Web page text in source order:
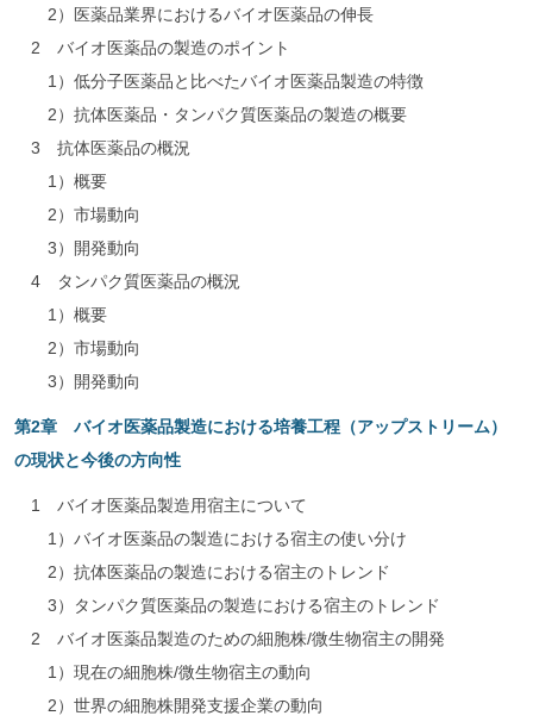
2）医薬品業界におけるバイオ医薬品の伸長
2 バイオ医薬品の製造のポイント
1）低分子医薬品と比べたバイオ医薬品製造の特徴
2）抗体医薬品・タンパク質医薬品の製造の概要
3 抗体医薬品の概況
1）概要
2）市場動向
3）開発動向
4 タンパク質医薬品の概況
1）概要
2）市場動向
3）開発動向
第2章 バイオ医薬品製造における培養工程（アップストリーム）
の現状と今後の方向性
1 バイオ医薬品製造用宿主について
1）バイオ医薬品の製造における宿主の使い分け
2）抗体医薬品の製造における宿主のトレンド
3）タンパク質医薬品の製造における宿主のトレンド
2 バイオ医薬品製造のための細胞株/微生物宿主の開発
1）現在の細胞株/微生物宿主の動向
2）世界の細胞株開発支援企業の動向